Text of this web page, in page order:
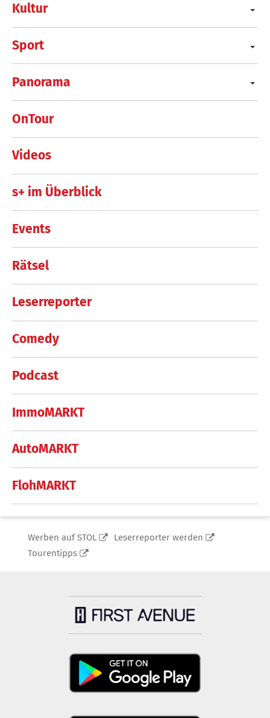
Kultur
Sport
Panorama
OnTour
Videos
s+ im Überblick
Events
Rätsel
Leserreporter
Comedy
Podcast
ImmoMARKT
AutoMARKT
FlohMARKT
Werben auf STOL
Leserreporter werden
Tourentipps